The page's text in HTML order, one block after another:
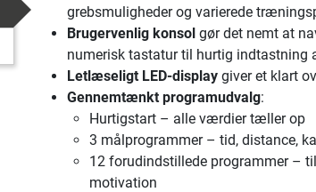
grebsmuligheder og varierede
Brugervenlig konsolgør det nemt at
numerisk tastatur til hurtig indtastning
Letlæseligt LED-displaygiver et klart
Gennemtænkt programudvalg:
Hurtigstart – alle værdier tæller op
3 målprogrammer – tid, distance,
12 forudindstillede programmer –
motivation